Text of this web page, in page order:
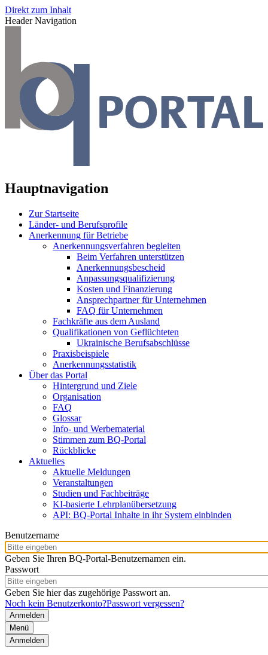
Direkt zum Inhalt
Header Navigation
Hauptnavigation
Zur Startseite
Länder- und Berufsprofile
Anerkennung für Betriebe
Anerkennungsverfahren begleiten
Beim Verfahren unterstützen
Anerkennungsbescheid
Anpassungsqualifizierung
Kosten und Finanzierung
Ansprechpartner für Unternehmen
FAQ für Unternehmen
Fachkräfte aus dem Ausland
Qualifikationen von Geflüchteten
Ukrainische Berufsabschlüsse
Praxisbeispiele
Anerkennungsstatistik
Über das Portal
Hintergrund und Ziele
Organisation
FAQ
Glossar
Info- und Werbematerial
Stimmen zum BQ-Portal
Rückblicke
Aktuelles
Aktuelle Meldungen
Veranstaltungen
Studien und Fachbeiträge
KI-basierte Lehrplanübersetzung
API: BQ-Portal Inhalte in ihr System einbinden
Benutzername
Geben Sie Ihren BQ-Portal-Benutzernamen ein.
Passwort
Geben Sie hier das zugehörige Passwort an.
Noch kein Benutzerkonto?Passwort vergessen?
Menü
Anmelden